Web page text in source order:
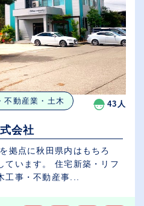
不動産業・土木 43人
会社
拠点に秋田県内はもちろ
ています。 住宅新築・リフ
工事・不動産事...